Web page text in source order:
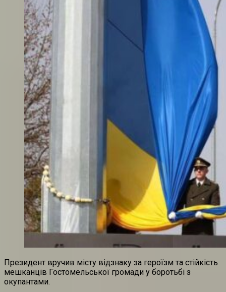
Президент вручив місту відзнаку за героїзм та стійкість
мешканців Гостомельської громади у боротьбі з
окупантами.